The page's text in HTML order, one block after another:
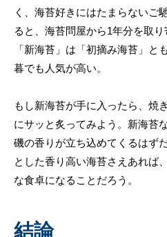
く、海苔好きにはたまらないご
ると、海苔問屋から1年分を取り
「新海苔」は「初摘み海苔」と
暮でも人気が高い。
もし新海苔が手に入ったら、焼
にサッと炙ってみよう。新海苔
磯の香りが立ち込めてくるはず
とした香り高い海苔さえあれば
な食卓になることだろう。
結論